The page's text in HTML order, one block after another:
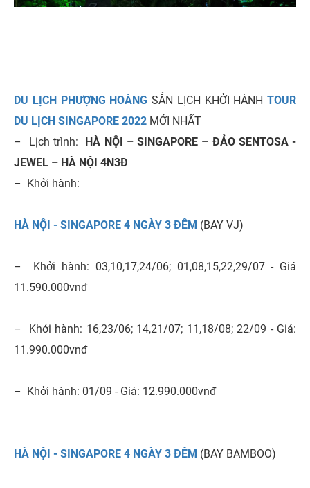
DU LỊCH PHƯỢNG HOÀNG SẴN LỊCH KHỞI HÀNH TOUR
DU LỊCH SINGAPORE 2022 MỚI NHẤT
– Lịch trình: HÀ NỘI – SINGAPORE – ĐẢO SENTOSA -
JEWEL – HÀ NỘI 4N3Đ
– Khởi hành:
HÀ NỘI - SINGAPORE 4 NGÀY 3 ĐÊM (BAY VJ)
– Khởi hành: 03,10,17,24/06; 01,08,15,22,29/07 - Giá
11.590.000vnđ
– Khởi hành: 16,23/06; 14,21/07; 11,18/08; 22/09 - Giá:
11.990.000vnđ
– Khởi hành: 01/09 - Giá: 12.990.000vnđ
HÀ NỘI - SINGAPORE 4 NGÀY 3 ĐÊM (BAY BAMBOO)